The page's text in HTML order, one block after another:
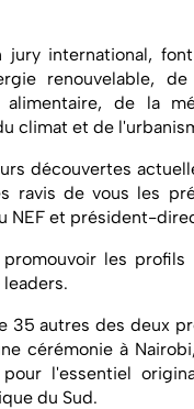
jury international,
renouvelable,
alimentaire, de la
climat et de
découvertes
ravis de vous les
NEF et président-
les
35 autres des deux
cérémonie à
l'essentiel
du Sud.